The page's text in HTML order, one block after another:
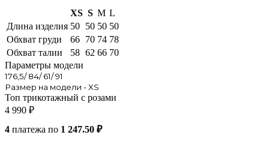
XS S M L
Длина изделия 50 50 50 50
Обхват груди
66 70 74 78
Обхват талии
58 62 66 70
Параметры модели
176,5/ 84/ 61/ 91
Размер на модели - XS
Топ трикотажный с розами
4 990 ₽
4 платежа по 1 247.50 ₽